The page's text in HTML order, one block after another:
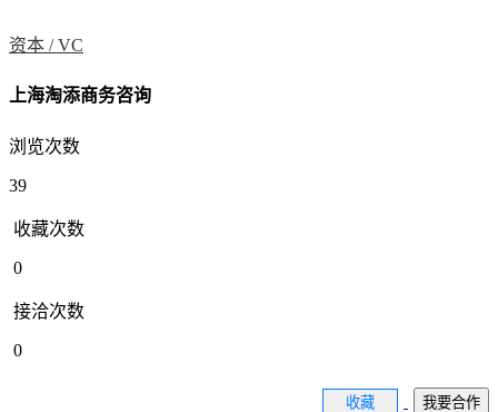
资本 /VC
上海淘添商务咨询
浏览次数
39
收藏次数
0
接洽次数
0
收藏 我要合作